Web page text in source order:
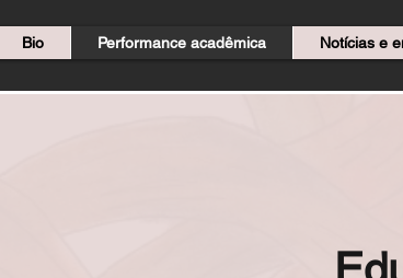
Bio Performance acadêmica Notícias e